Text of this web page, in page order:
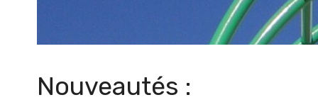
Nouveautés :